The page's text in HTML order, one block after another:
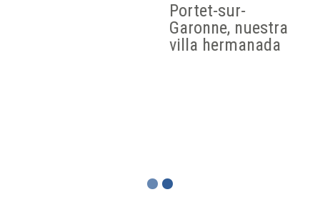
Portet-sur-
Garonne, nuestra
villa hermanada